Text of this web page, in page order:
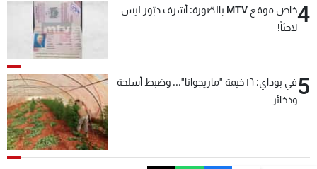
4
خاص موقع MTV بالصّورة: أشرف دبّور ليس
لاجئاً!
5
في بوداي: ١٦ خيمة "ماريجوانا"... وضبط أسلحة
وذخائر